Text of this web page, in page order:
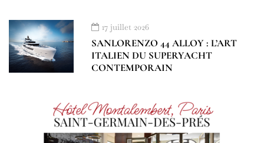
17 juillet 2026
SANLORENZO 44 ALLOY : L’ART
ITALIEN DU SUPERYACHT
CONTEMPORAIN